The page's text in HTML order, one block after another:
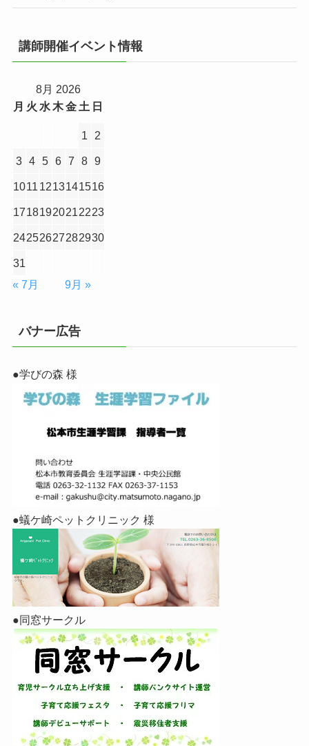
講師開催イベント情報
8月 2026
月 火 水木金 土 日
1 2
3 4 5 6 7 8 9
1011 1213141516
17181920212223
24252627282930
31
« 7月
9月 »
バナー広告
●学びの森 様
●蟻ケ崎ペットクリニック 様
●同窓サークル